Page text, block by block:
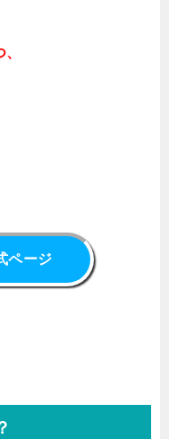
ページ